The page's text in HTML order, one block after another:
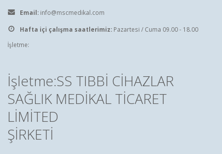
Email: info@mscmedikal.com
Hafta içi çalışma saatlerimiz: Pazartesi / Cuma 09.00 - 18.00
İşletme:
İşletme:SS TIBBİ CİHAZLAR
SAĞLIK MEDİKAL TİCARET
LİMİTED
ŞİRKETİ